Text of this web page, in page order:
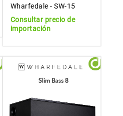
Wharfedale - SW-15
Consultar precio de
importación